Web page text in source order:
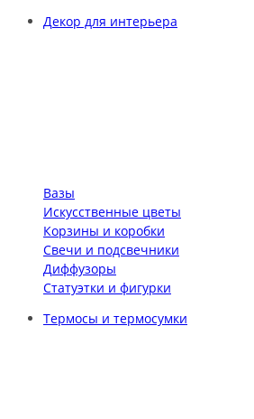
Декор для интерьера
Вазы
Искусственные цветы
Корзины и коробки
Свечи и подсвечники
Диффузоры
Статуэтки и фигурки
Термосы и термосумки